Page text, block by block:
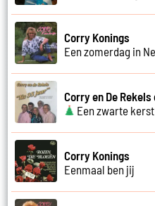
Corry Konings
Een zomerdag in
Corry en De
Een zwarte kerst
Corry Konings
Eenmaal ben jij